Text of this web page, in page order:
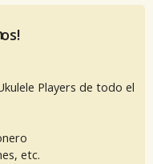
Players de todo el
etc.